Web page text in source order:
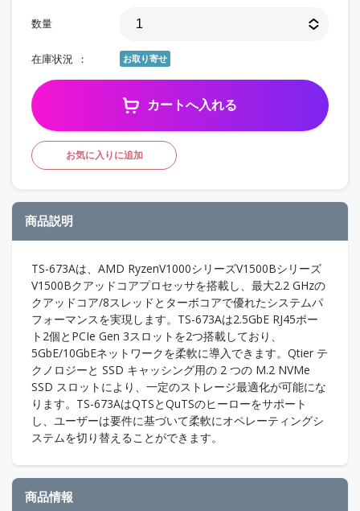
数量
在庫状況 お取り寄せ
カートへ入れる
お気に入りに追加
商品説明
TS-673Aは、AMD RyzenV1000シリーズV1500Bシリーズ
V1500Bクアッドコアプロセッサを搭載し、最大2.2 GHzの
クアッドコア/8スレッドとターボコアで優れたシステムパ
フォーマンスを実現します。TS-673Aは2.5GbE RJ45ポー
ト2個とPCIe Gen 3スロットを2つ搭載しており、
5GbE/10GbEネットワークを柔軟に導入できます。Qtier テ
クノロジーと SSD キャッシング用の 2 つの M.2 NVMe
SSD スロットにより、一定のストレージ最適化が可能にな
ります。TS-673AはQTSとQuTSのヒーローをサポート
し、ユーザーは要件に基づいて柔軟にオペレーティングシ
ステムを切り替えることができます。
商品情報